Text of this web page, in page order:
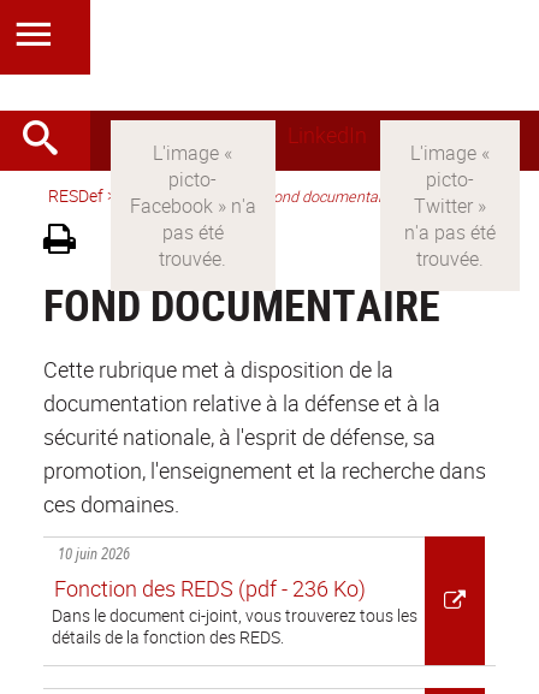
LinkedIn
RESDef> Version française Fond documentaire
FOND DOCUMENTAIRE
Cette rubrique met à disposition de la
documentation relative à la défense et à la
sécurité nationale, à l'esprit de défense, sa
promotion, l'enseignement et la recherche dans
ces domaines.
10 juin 2026
Fonction des REDS (pdf - 236 Ko)
Dans le document ci-joint, vous trouverez tous les
détails de la fonction des REDS.